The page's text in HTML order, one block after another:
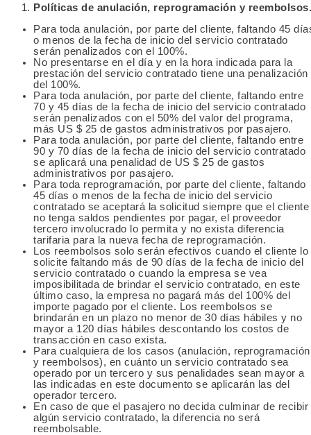
Políticas de anulación, reprogramación y reembolsos.
Para toda anulación, por parte del cliente, faltando 45
o menos de la fecha de inicio del servicio contratado
serán penalizados con el 100%.
No presentarse en el día y en la hora indicada para la
prestación del servicio contratado tiene una penalización
del 100%.
Para toda anulación, por parte del cliente, faltando entre
70 y 45 días de la fecha de inicio del servicio contratado
serán penalizados con el 50% del valor del programa,
más US $ 25 de gastos administrativos por pasajero.
Para toda anulación, por parte del cliente, faltando entre
90 y 70 días de la fecha de inicio del servicio contratado
se aplicará una penalidad de US $ 25 de gastos
administrativos por pasajero.
Para toda reprogramación, por parte del cliente, faltando
45 días o menos de la fecha de inicio del servicio
contratado se aceptará la solicitud siempre que el cliente
no tenga saldos pendientes por pagar, el proveedor
tercero involucrado lo permita y no exista diferencia
tarifaria para la nueva fecha de reprogramación.
Los reembolsos solo serán efectivos cuando el cliente lo
solicite faltando más de 90 días de la fecha de inicio del
servicio contratado o cuando la empresa se vea
imposibilitada de brindar el servicio contratado, en este
último caso, la empresa no pagará más del 100% del
importe pagado por el cliente. Los reembolsos se
brindarán en un plazo no menor de 30 días hábiles y no
mayor a 120 días hábiles descontando los costos de
transacción en caso exista.
Para cualquiera de los casos (anulación, reprogramación
y reembolsos), en cuánto un servicio contratado sea
operado por un tercero y sus penalidades sean mayor a
las indicadas en este documento se aplicarán las del
operador tercero.
En caso de que el pasajero no decida culminar de recibir
algún servicio contratado, la diferencia no será
reembolsable.